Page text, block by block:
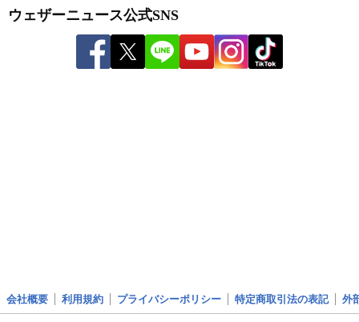
ウェザーニュース公式SNS
会社概要 利用規約 プライバシーポリシー 特定商取引法の表記 外